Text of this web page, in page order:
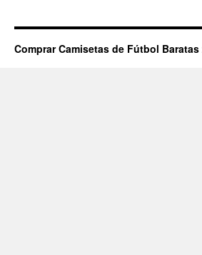
Comprar Camisetas de Fútbol Baratas